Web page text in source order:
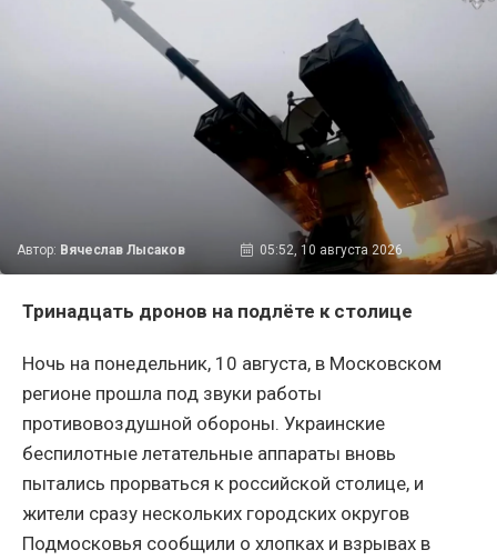
Автор: Вячеслав Лысаков 05:52, 10 августа 2026
Тринадцать дронов на подлёте к столице
Ночь на понедельник, 10 августа, в Московском
регионе прошла под звуки работы
противовоздушной обороны. Украинские
беспилотные летательные аппараты вновь
пытались прорваться к российской столице, и
жители сразу нескольких городских округов
Подмосковья сообщили о хлопках и взрывах в